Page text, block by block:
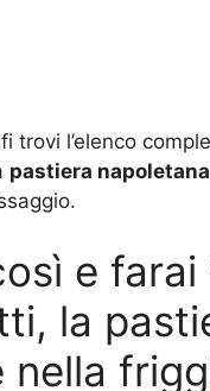
trovi l’elenco
pastiera napoletana
e farai
la
nella